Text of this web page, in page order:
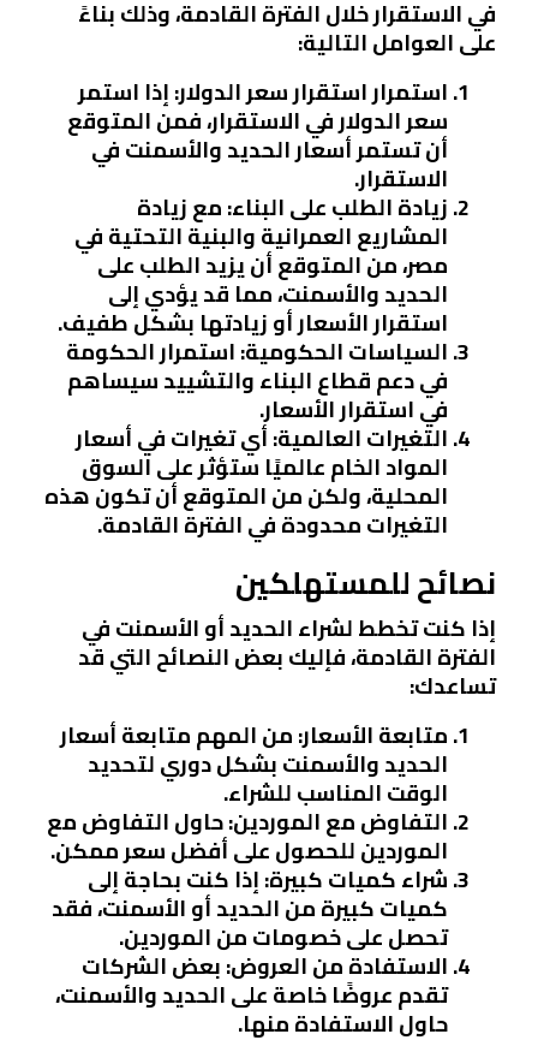
في الاستقرار خلال الفترة القادمة، وذلك بناءً
على العوامل التالية:
استمرار استقرار سعر الدولار: إذا استمر
سعر الدولار في الاستقرار، فمن المتوقع
أن تستمر أسعار الحديد والأسمنت في
الاستقرار.
زيادة الطلب على البناء: مع زيادة
المشاريع العمرانية والبنية التحتية في
مصر، من المتوقع أن يزيد الطلب على
الحديد والأسمنت، مما قد يؤدي إلى
استقرار الأسعار أو زيادتها بشكل طفيف.
السياسات الحكومية: استمرار الحكومة
في دعم قطاع البناء والتشييد سيساهم
في استقرار الأسعار.
التغيرات العالمية: أي تغيرات في أسعار
المواد الخام عالميًا ستؤثر على السوق
المحلية، ولكن من المتوقع أن تكون هذه
التغيرات محدودة في الفترة القادمة.
نصائح للمستهلكين
إذا كنت تخطط لشراء الحديد أو الأسمنت في
الفترة القادمة، فإليك بعض النصائح التي قد
تساعدك:
متابعة الأسعار: من المهم متابعة أسعار
الحديد والأسمنت بشكل دوري لتحديد
الوقت المناسب للشراء.
التفاوض مع الموردين: حاول التفاوض مع
الموردين للحصول على أفضل سعر ممكن.
شراء كميات كبيرة: إذا كنت بحاجة إلى
كميات كبيرة من الحديد أو الأسمنت، فقد
تحصل على خصومات من الموردين.
الاستفادة من العروض: بعض الشركات
تقدم عروضًا خاصة على الحديد والأسمنت،
حاول الاستفادة منها.